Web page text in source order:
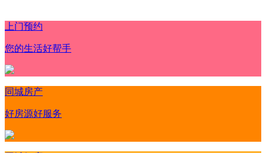
上门预约
您的生活好帮手
同城房产
好房源好服务